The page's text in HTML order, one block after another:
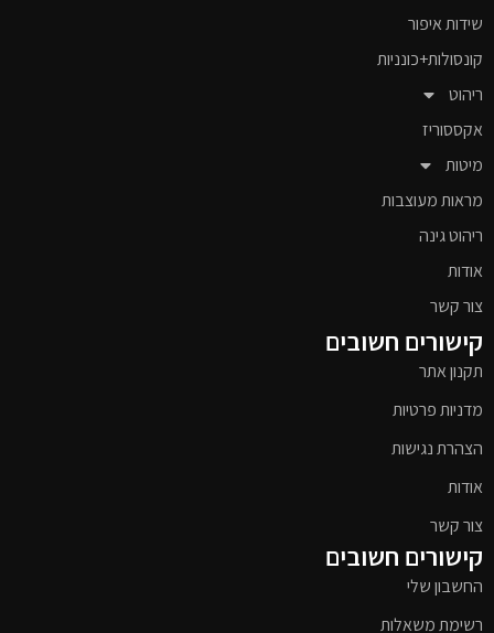
שידות איפור
קונסולות+כונניות
ריהוט
אקססוריז
מיטות
מראות מעוצבות
ריהוט גינה
אודות
צור קשר
קישורים חשובים
תקנון אתר
מדניות פרטיות
הצהרת נגישות
אודות
צור קשר
קישורים חשובים
החשבון שלי
רשימת משאלות